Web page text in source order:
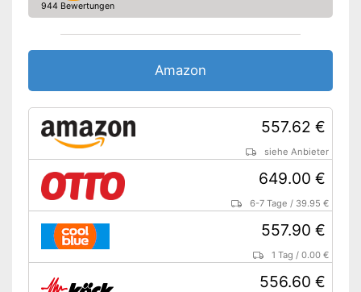
944 Bewertungen
Amazon
557.62 €
siehe Anbieter
649.00 €
6-7 Tage / 39.95 €
557.90 €
1 Tag /0.00 €
556.60 €